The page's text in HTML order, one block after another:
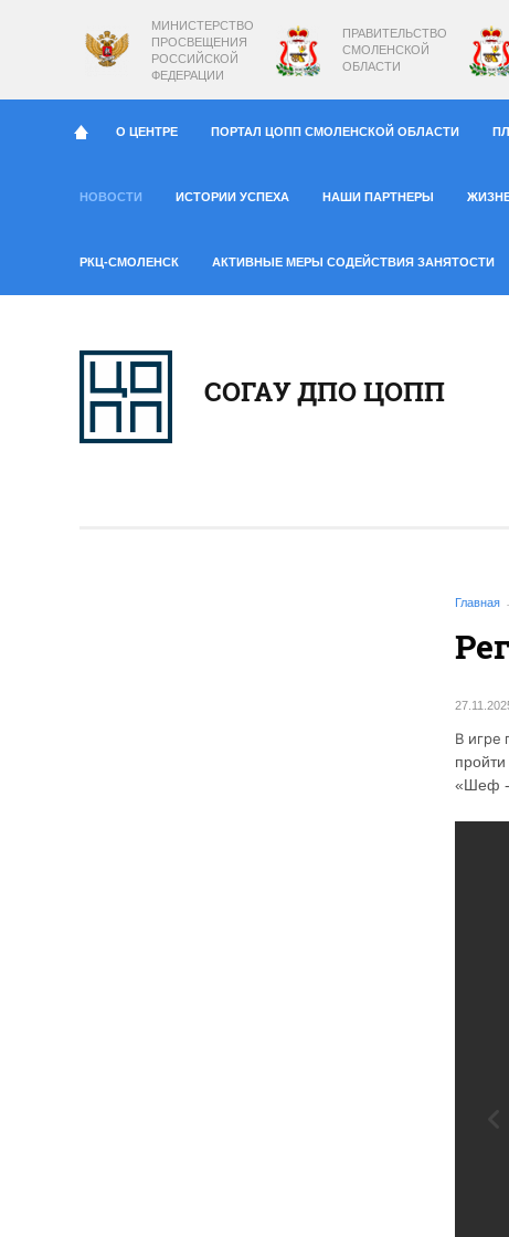
МИНИСТЕРСТВО
ПРОСВЕЩЕНИЯ
РОССИЙСКОЙ
ФЕДЕРАЦИИ
ПРАВИТЕЛЬСТВО
СМОЛЕНСКОЙ
ОБЛАСТИ
О ЦЕНТРЕ ПОРТАЛ ЦОПП СМОЛЕНСКОЙ ОБЛАСТИ
НОВОСТИ ИСТОРИИ УСПЕХА НАШИ ПАРТНЕРЫ
РКЦ-СМОЛЕНСК АКТИВНЫЕ МЕРЫ СОДЕЙСТВИЯ ЗАНЯТОСТИ
СОГАУ ДПО ЦОПП
Главная
В игре
«Шеф -